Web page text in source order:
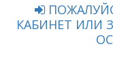
КАБИНЕТ ИЛИ